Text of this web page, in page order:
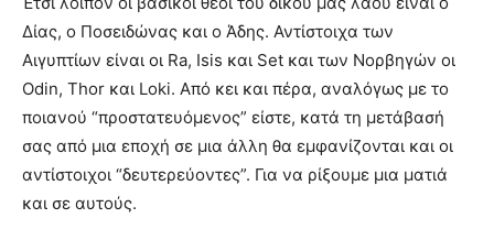
Δίας, ο Ποσειδώνας και ο Άδης. Αντίστοιχα των
Αιγυπτίων είναι οι Ra, Isis και Set και των Νορβηγών οι
Odin, Thor και Loki. Από κει και πέρα, αναλόγως με το
ποιανού “προστατευόμενος” είστε, κατά τη μετάβασή
σας από μια εποχή σε μια άλλη θα εμφανίζονται και οι
αντίστοιχοι “δευτερεύοντες”. Για να ρίξουμε μια ματιά
και σε αυτούς.